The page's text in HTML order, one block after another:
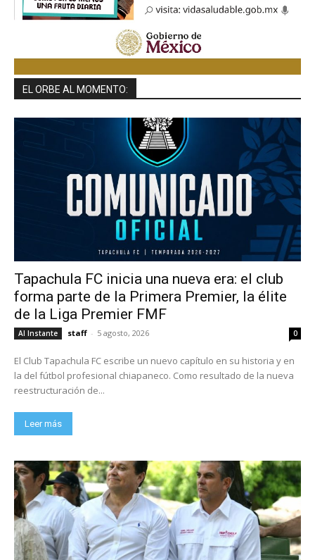
EL ORBE AL MOMENTO:
Tapachula FC inicia una nueva era: el club
forma parte de la Primera Premier, la élite
de la Liga Premier FMF
Al Instante staff - 5 agosto, 2026 0
El Club Tapachula FC escribe un nuevo capítulo en su historia y en
la del fútbol profesional chiapaneco. Como resultado de la nueva
reestructuración de...
Leer más